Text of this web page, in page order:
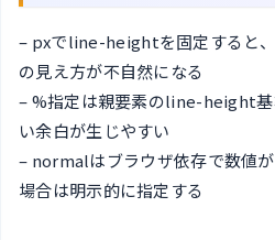
– pxでline-heightを固定すると
の見え方が不自然になる
– %指定は親要素のline-height
い余白が生じやすい
– normalはブラウザ依存で数値
場合は明示的に指定する